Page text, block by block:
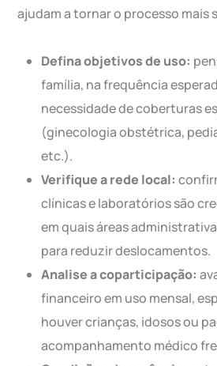
ajudam a tornar o processo mais
Defina objetivos de uso:
família, na frequência
necessidade de coberturas
(ginecologia obstétrica,
etc.).
Verifique a rede local:
clínicas e laboratórios são
em quais áreas
para reduzir deslocamentos.
Analise a coparticipação:
financeiro em uso mensal,
houver crianças, idosos ou
acompanhamento médico